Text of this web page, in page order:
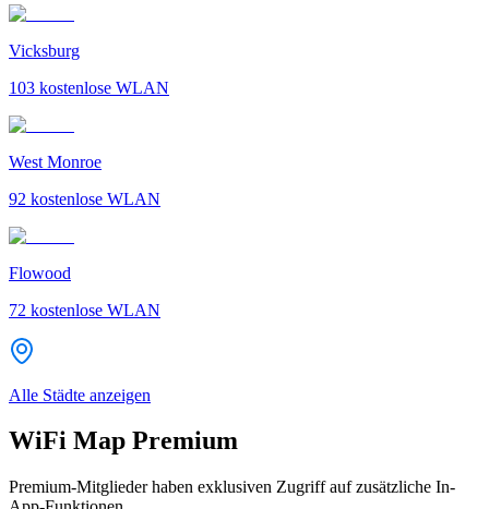
Vicksburg
103 kostenlose WLAN
West Monroe
92 kostenlose WLAN
Flowood
72 kostenlose WLAN
Alle Städte anzeigen
WiFi Map Premium
Premium-Mitglieder haben exklusiven Zugriff auf zusätzliche In-